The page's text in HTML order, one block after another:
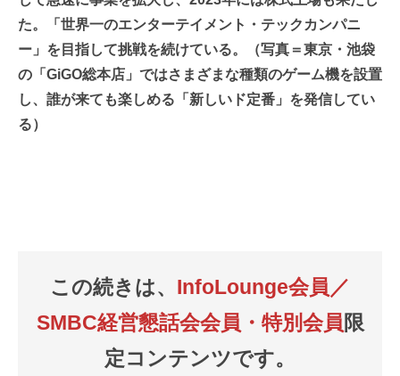
た。「世界一のエンターテイメント・テックカンパニ
ー」を目指して挑戦を続けている。（写真＝東京・池袋
の「GiGO総本店」ではさまざまな種類のゲーム機を設置
し、誰が来ても楽しめる「新しいド定番」を発信してい
る）
この続きは、 InfoLounge会員／
SMBC経営懇話会会員・特別会員 限
定コンテンツです。